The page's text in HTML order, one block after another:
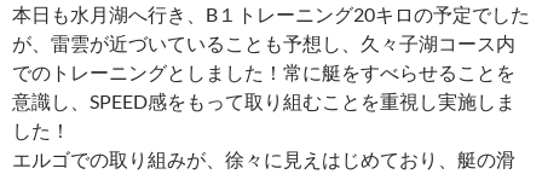
本日も水月湖へ行き、B１トレーニング20キロの予定でした
が、雷雲が近づいていることも予想し、久々子湖コース内
でのトレーニングとしました！常に艇をすべらせることを
意識し、SPEED感をもって取り組むことを重視し実施しま
した！
エルゴでの取り組みが、徐々に見えはじめており、艇の滑